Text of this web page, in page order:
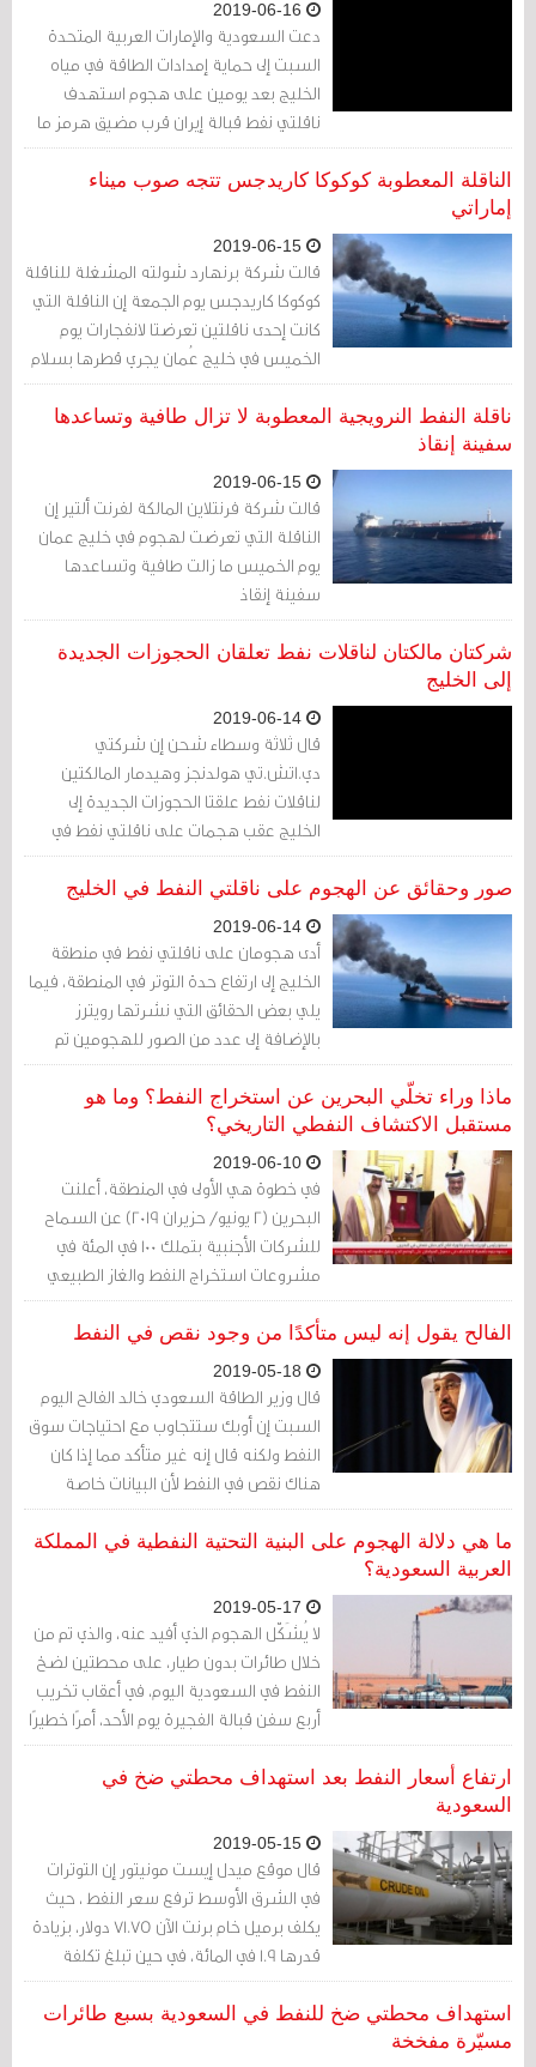
دعت السعودية والإمارات العربية المتحدة
السبت إلى حماية إمدادات الطاقة في مياه
الخليج بعد يومين على هجوم استهدف
ناقلتي نفط قبالة إيران قرب مضيق هرمز ما
أثار توتراً إقليمياً جديداً
الناقلة المعطوبة كوكوكا كاريدجس تتجه صوب ميناء
إماراتي
قالت شركة برنهارد شولته المشغلة للناقلة
كوكوكا كاريدجس يوم الجمعة إن الناقلة التي
كانت إحدى ناقلتين تعرضتا لانفجارات يوم
الخميس في خليج عُمان يجري قطرها بسلام
الآن وتتجه صوب ميناء كلباء الإماراتي جنوبي
الفجيرة
ناقلة النفط النرويجية المعطوبة لا تزال طافية وتساعدها
سفينة إنقاذ
قالت شركة فرنتلاين المالكة لفرنت ألتير إن
الناقلة التي تعرضت لهجوم في خليج عمان
يوم الخميس ما زالت طافية وتساعدها
سفينة إنقاذ
شركتان مالكتان لناقلات نفط تعلقان الحجوزات الجديدة
إلى الخليج
قال ثلاثة وسطاء شحن إن شركتي
دي.اتش.تي هولدنجز وهيدمار المالكتين
لناقلات نفط علقتا الحجوزات الجديدة إلى
الخليج عقب هجمات على ناقلتي نفط في
خليج عمان يوم الخميس
صور وحقائق عن الهجوم على ناقلتي النفط في الخليج
أدى هجومان على ناقلتي نفط في منطقة
الخليج إلى ارتفاع حدة التوتر في المنطقة، فيما
يلي بعض الحقائق التي نشرتها رويترز
بالإضافة إلى عدد من الصور للهجومين تم
نشرهما على وسائل الإعلام ووسائل
التواصل الاجتماعي
ماذا وراء تخلّي البحرين عن استخراج النفط؟ وما هو
مستقبل الاكتشاف النفطي التاريخي؟
في خطوة هي الأولى في المنطقة، أعلنت
البحرين (2 يونيو/ حزيران 2019) عن السماح
للشركات الأجنبية بتملك 100 في المئة في
مشروعات استخراج النفط والغاز الطبيعي
داخل البلاد.
الفالح يقول إنه ليس متأكدًا من وجود نقص في النفط
قال وزير الطاقة السعودي خالد الفالح اليوم
السبت إن أوبك ستتجاوب مع احتياجات سوق
النفط ولكنه قال إنه غير متأكد مما إذا كان
هناك نقص في النفط لأن البيانات خاصة
الواردة من الولايات المتحدة مازالت تظهر
ارتفاع المخزونات
ما هي دلالة الهجوم على البنية التحتية النفطية في المملكة
العربية السعودية؟
لا يُشَكّل الهجوم الذي أفيد عنه، والذي تم من
خلال طائرات بدون طيار، على محطتين لضخ
النفط في السعودية اليوم، في أعقاب تخريب
أربع سفن قبالة الفجيرة يوم الأحد، أمرًا خطيرًا
بحد ذاته، لكنه تحذير.
ارتفاع أسعار النفط بعد استهداف محطتي ضخ في
السعودية
قال موقع ميدل إيست مونيتور إن التوترات
في الشرق الأوسط ترفع سعر النفط ، حيث
يكلف برميل خام برنت الآن 71.75 دولار، بزيادة
قدرها 1.9 في المائة، في حين تبلغ تكلفة
برميل النفط الخام الأمريكي 62.48 دولار ،
بارتفاع 2.6 في المائة.
استهداف محطتي ضخ للنفط في السعودية بسبع طائرات
مسيّرة مفخخة